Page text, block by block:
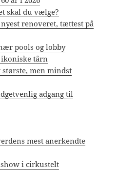
skal du vælge?
renoveret, tættest på
pools og lobby
ikoniske tårn
største, men mindst
adgang til
mest anerkendte
i cirkustelt